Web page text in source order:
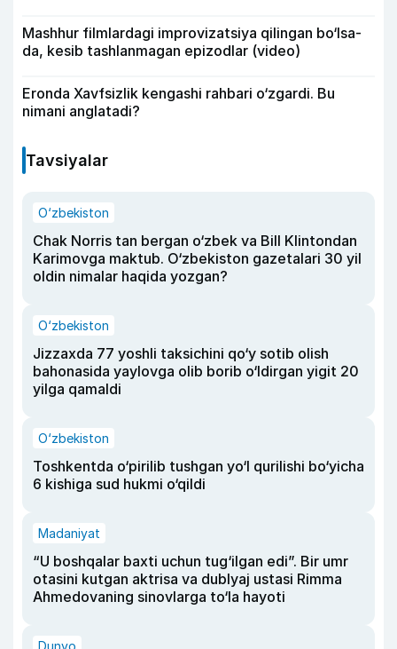
Mashhur filmlardagi improvizatsiya qilingan bo‘lsa-
da, kesib tashlanmagan epizodlar (video)
Eronda Xavfsizlik kengashi rahbari o‘zgardi. Bu
nimani anglatadi?
Tavsiyalar
O‘zbekiston
Chak Norris tan bergan o‘zbek va Bill Klintondan
Karimovga maktub. O‘zbekiston gazetalari 30 yil
oldin nimalar haqida yozgan?
O‘zbekiston
Jizzaxda 77 yoshli taksichini qo‘y sotib olish
bahonasida yaylovga olib borib o‘ldirgan yigit 20
yilga qamaldi
O‘zbekiston
Toshkentda o‘pirilib tushgan yo‘l qurilishi bo‘yicha
6 kishiga sud hukmi o‘qildi
Madaniyat
“U boshqalar baxti uchun tug‘ilgan edi”. Bir umr
otasini kutgan aktrisa va dublyaj ustasi Rimma
Ahmedovaning sinovlarga to‘la hayoti
Dunyo